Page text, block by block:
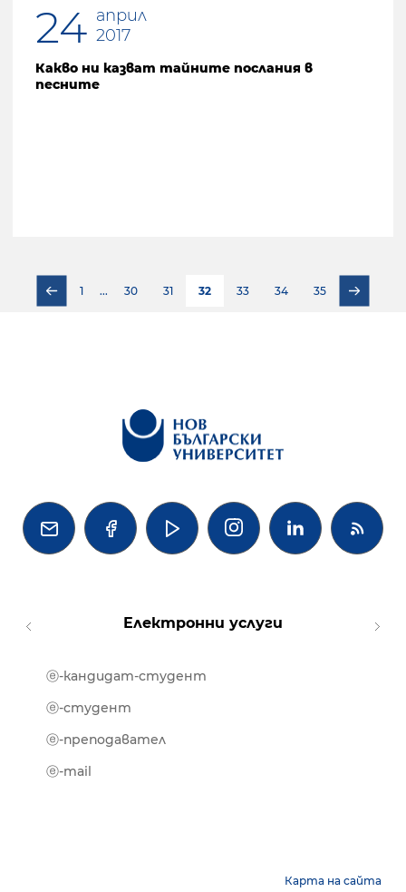
24 април
2017
Какво ни казват тайните послания в
песните
1 ... 30 31 32 33 34 35
   
Електронни услуги
ⓔ-кандидат-студент
ⓔ-студент
ⓔ-преподавател
ⓔ-mail
Карта на сайта